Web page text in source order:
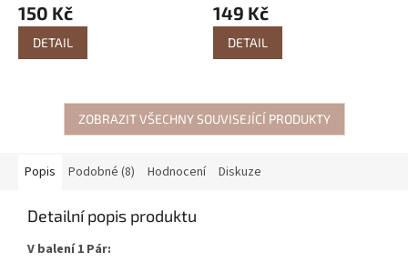
150 Kč
DETAIL
149 Kč
DETAIL
ZOBRAZIT VŠECHNY SOUVISEJÍCÍ PRODUKTY
Popis Podobné (8) Hodnocení Diskuze
Detailní popis produktu
V balení 1 Pár: